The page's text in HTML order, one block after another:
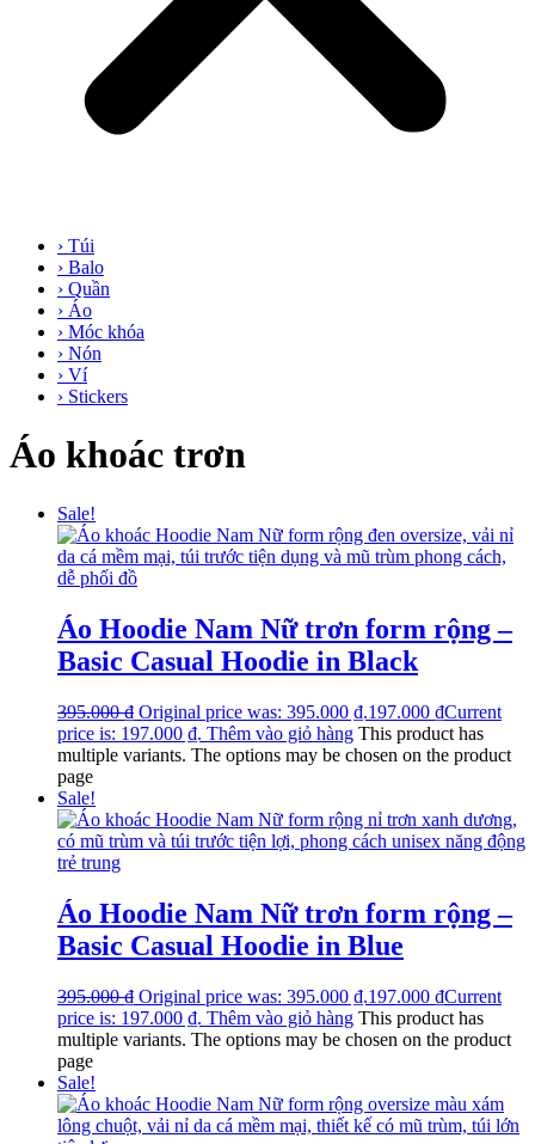
› Túi
› Balo
› Quần
› Áo
› Móc khóa
› Nón
› Ví
› Stickers
Áo khoác trơn
Sale!
Áo Hoodie Nam Nữ trơn form rộng –
Basic Casual Hoodie in Black
395.000₫ Original price was: 395.000 ₫.197.000 ₫Current
price is: 197.000 ₫. Thêm vào giỏ hàng This product has
multiple variants. The options may be chosen on the product
page
Sale!
Áo Hoodie Nam Nữ trơn form rộng –
Basic Casual Hoodie in Blue
395.000₫ Original price was: 395.000 ₫.197.000 ₫Current
price is: 197.000 ₫. Thêm vào giỏ hàng This product has
multiple variants. The options may be chosen on the product
page
Sale!